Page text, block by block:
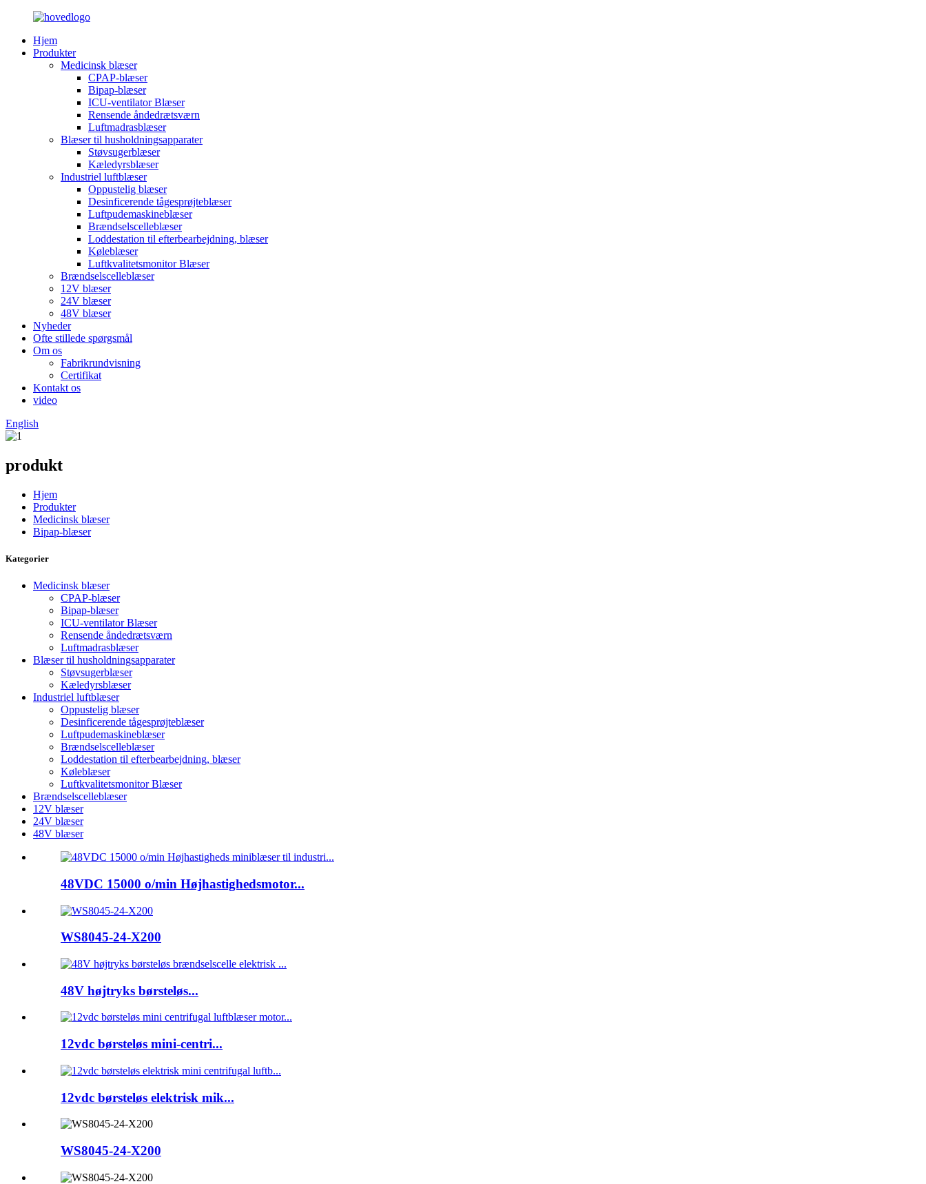
Hjem
Produkter
Medicinsk blæser
CPAP-blæser
Bipap-blæser
ICU-ventilator Blæser
Rensende åndedrætsværn
Luftmadrasblæser
Blæser til husholdningsapparater
Støvsugerblæser
Kæledyrsblæser
Industriel luftblæser
Oppustelig blæser
Desinficerende tågesprøjteblæser
Luftpudemaskineblæser
Brændselscelleblæser
Loddestation til efterbearbejdning, blæser
Køleblæser
Luftkvalitetsmonitor Blæser
Brændselscelleblæser
12V blæser
24V blæser
48V blæser
Nyheder
Ofte stillede spørgsmål
Om os
Fabrikrundvisning
Certifikat
Kontakt os
video
English
produkt
Hjem
Produkter
Medicinsk blæser
Bipap-blæser
Kategorier
Medicinsk blæser
CPAP-blæser
Bipap-blæser
ICU-ventilator Blæser
Rensende åndedrætsværn
Luftmadrasblæser
Blæser til husholdningsapparater
Støvsugerblæser
Kæledyrsblæser
Industriel luftblæser
Oppustelig blæser
Desinficerende tågesprøjteblæser
Luftpudemaskineblæser
Brændselscelleblæser
Loddestation til efterbearbejdning, blæser
Køleblæser
Luftkvalitetsmonitor Blæser
Brændselscelleblæser
12V blæser
24V blæser
48V blæser
48VDC 15000 o/min Højhastighedsmotor...
WS8045-24-X200
48V højtryks børsteløs...
12vdc børsteløs mini-centri...
12vdc børsteløs elektrisk mik...
WS8045-24-X200